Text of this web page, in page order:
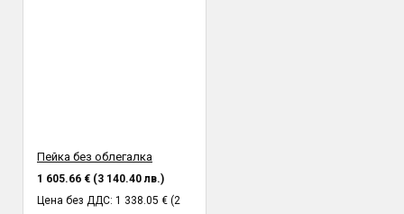
Пейка без облегалка
1 605.66 € (3 140.40 лв.)
Цена без ДДС: 1 338.05 € (2